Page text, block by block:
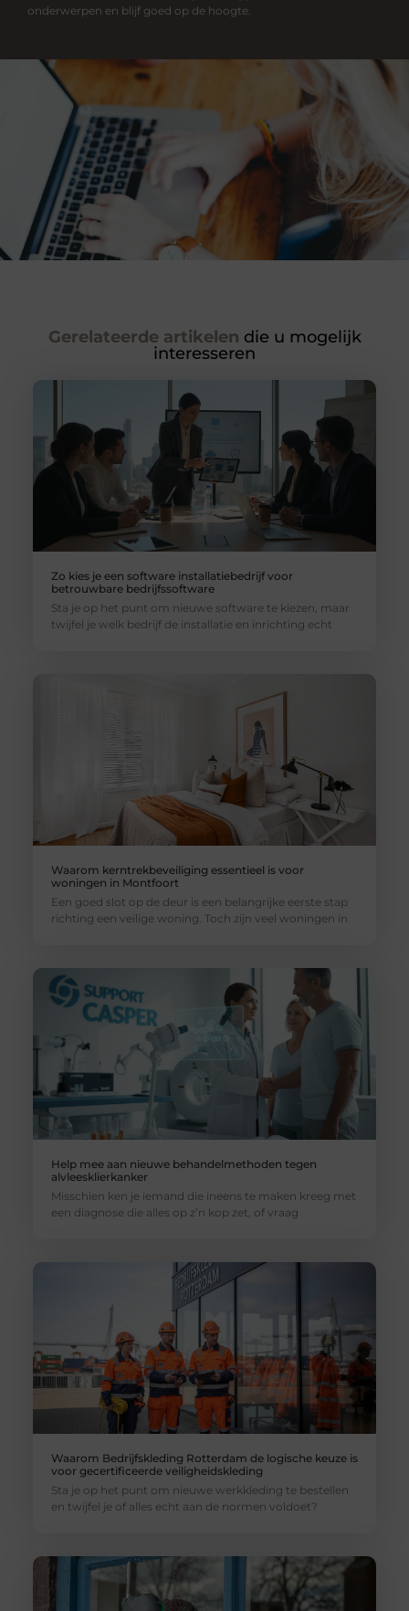
onderwerpen en blijf goed op de hoogte.
Gerelateerde artikelen die u mogelijk
interesseren
Zo kies je een software installatiebedrijf voor
betrouwbare bedrijfssoftware
Sta je op het punt om nieuwe software te kiezen, maar
twijfel je welk bedrijf de installatie en inrichting echt
Waarom kerntrekbeveiliging essentieel is voor
woningen in Montfoort
Een goed slot op de deur is een belangrijke eerste stap
richting een veilige woning. Toch zijn veel woningen in
Help mee aan nieuwe behandelmethoden tegen
alvleesklierkanker
Misschien ken je iemand die ineens te maken kreeg met
een diagnose die alles op z’n kop zet, of vraag
Waarom Bedrijfskleding Rotterdam de logische keuze is
voor gecertificeerde veiligheidskleding
Sta je op het punt om nieuwe werkkleding te bestellen
en twijfel je of alles echt aan de normen voldoet?